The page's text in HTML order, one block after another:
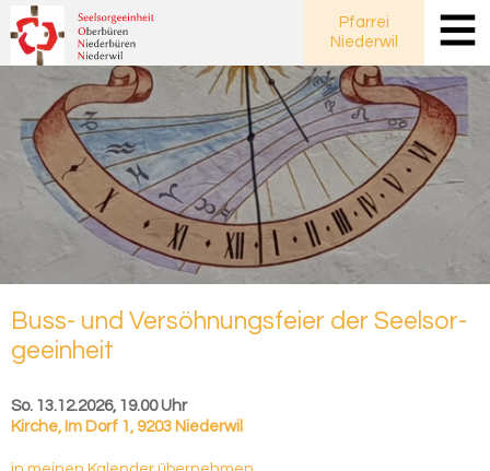
Pfarrei
Niederwil
Buss- und Ver­söh­nungs­fei­er der Seel­sor­
ge­ein­heit
So. 13.12.2026, 19.00 Uhr
Kirche, Im Dorf 1, 9203 Niederwil